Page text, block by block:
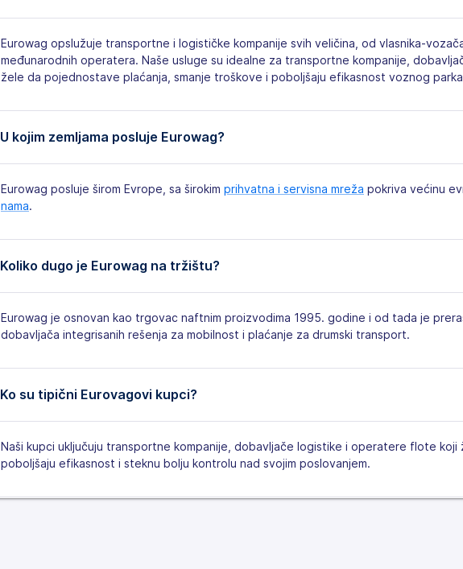
Eurowag opslužuje transportne i logističke kompanije svih veličina, od vlasnika-
međunarodnih operatera. Naše usluge su idealne za transportne kompanije,
žele da pojednostave plaćanja, smanje troškove i poboljšaju efikasnost voznog
U kojim zemljama posluje Eurowag?
Eurowag posluje širom Evrope, sa širokim prihvatna i servisna mreža pokriva većinu
nama.
Koliko dugo je Eurowag na tržištu?
Eurowag je osnovan kao trgovac naftnim proizvodima 1995. godine i od tada je
dobavljača integrisanih rešenja za mobilnost i plaćanje za drumski transport.
Ko su tipični Eurovagovi kupci?
Naši kupci uključuju transportne kompanije, dobavljače logistike i operatere flote koji
poboljšaju efikasnost i steknu bolju kontrolu nad svojim poslovanjem.